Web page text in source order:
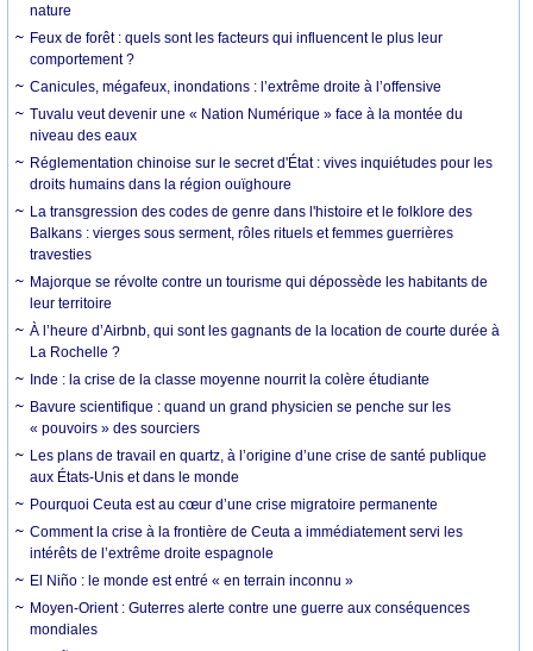
nature
Feux de forêt : quels sont les facteurs qui influencent le plus leur
comportement ?
Canicules, mégafeux, inondations : l’extrême droite à l’offensive
Tuvalu veut devenir une « Nation Numérique » face à la montée du
niveau des eaux
Réglementation chinoise sur le secret d'État : vives inquiétudes pour les
droits humains dans la région ouïghoure
La transgression des codes de genre dans l'histoire et le folklore des
Balkans : vierges sous serment, rôles rituels et femmes guerrières
travesties
Majorque se révolte contre un tourisme qui dépossède les habitants de
leur territoire
À l’heure d’Airbnb, qui sont les gagnants de la location de courte durée à
La Rochelle ?
Inde : la crise de la classe moyenne nourrit la colère étudiante
Bavure scientifique : quand un grand physicien se penche sur les
« pouvoirs » des sourciers
Les plans de travail en quartz, à l’origine d’une crise de santé publique
aux États-Unis et dans le monde
Pourquoi Ceuta est au cœur d’une crise migratoire permanente
Comment la crise à la frontière de Ceuta a immédiatement servi les
intérêts de l’extrême droite espagnole
El Niño : le monde est entré « en terrain inconnu »
Moyen-Orient : Guterres alerte contre une guerre aux conséquences
mondiales